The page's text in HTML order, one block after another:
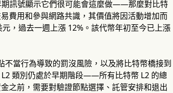
訊號顯示它們很可能會這麼做——那麼對比特
費用和參與網路共識，其價值將因活動增加而
，過去一週上漲 12%。該代幣年初至今已上漲
當行為導致的罰沒風險，以及將比特幣橋接到
類別仍處於早期階段——所有比特幣 L2 的總
之前，需要對驗證節點選擇、託管安排和退出